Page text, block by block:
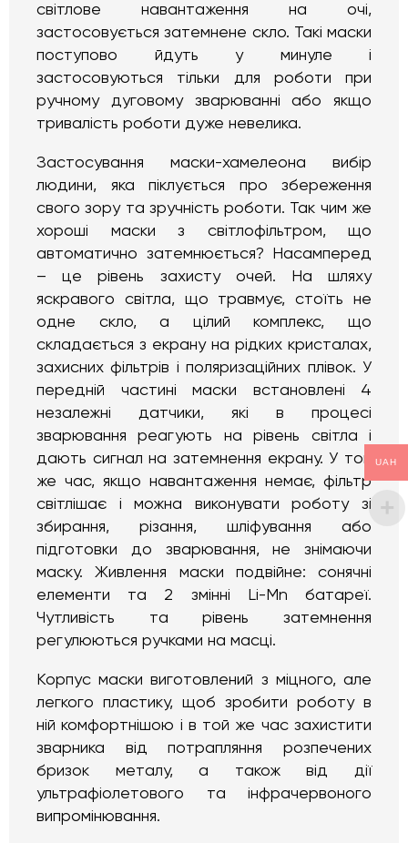
світлове навантаження на очі,
застосовується затемнене скло. Такі маски
поступово йдуть у минуле і
застосовуються тільки для роботи при
ручному дуговому зварюванні або якщо
тривалість роботи дуже невелика.
Застосування маски-хамелеона вибір
людини, яка піклується про збереження
свого зору та зручність роботи. Так чим же
хороші маски з світлофільтром, що
автоматично затемнюється? Насамперед
– це рівень захисту очей. На шляху
яскравого світла, що травмує, стоїть не
одне скло, а цілий комплекс, що
складається з екрану на рідких кристалах,
захисних фільтрів і поляризаційних плівок. У
передній частині маски встановлені 4
незалежні датчики, які в процесі
зварювання реагують на рівень світла і
дають сигнал на затемнення екрану. У той
же час, якщо навантаження немає, фільтр
світлішає і можна виконувати роботу зі
збирання, різання, шліфування або
підготовки до зварювання, не знімаючи
маску. Живлення маски подвійне: сонячні
елементи та 2 змінні Li-Mn батареї.
Чутливість та рівень затемнення
регулюються ручками на масці.
Корпус маски виготовлений з міцного, але
легкого пластику, щоб зробити роботу в
ній комфортнішою і в той же час захистити
зварника від потрапляння розпечених
бризок металу, а також від дії
ультрафіолетового та інфрачервоного
випромінювання.
UAH